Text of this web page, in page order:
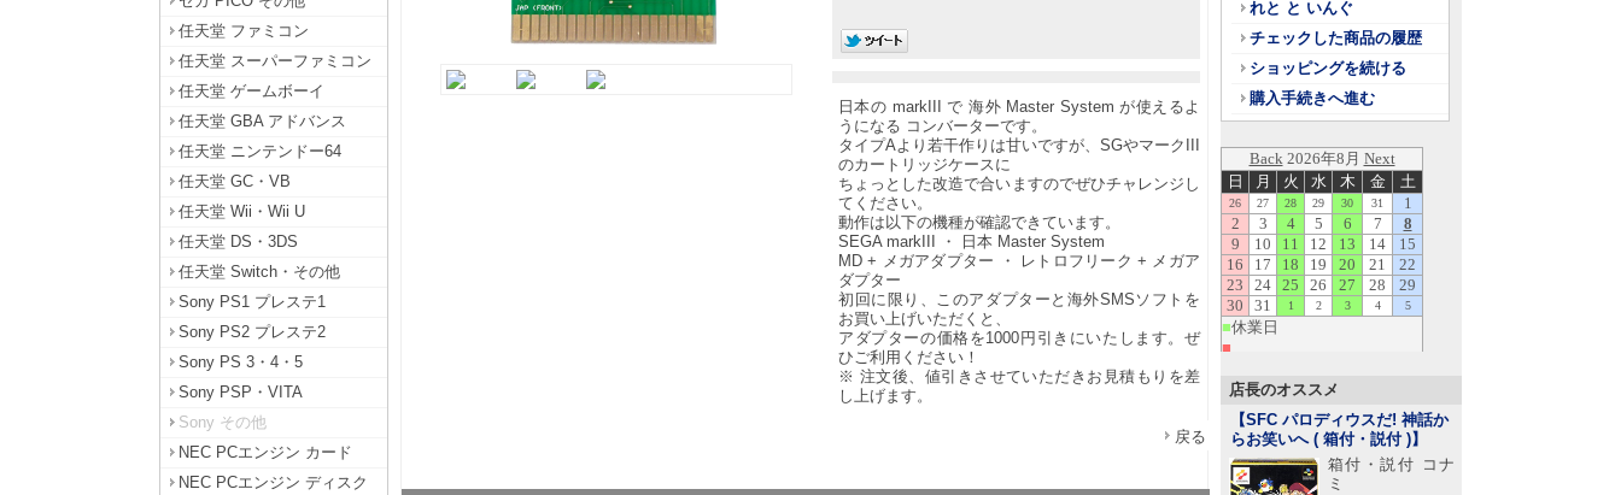
任天堂 ファミコン
任天堂 スーパーファミコン
任天堂 ゲームボーイ
任天堂 GBA アドバンス
任天堂 ニンテンドー64
任天堂 GC・VB
任天堂 Wii・Wii U
任天堂 DS・3DS
任天堂 Switch・その他
Sony PS1 プレステ1
Sony PS2 プレステ2
Sony PS 3・4・5
Sony PSP・VITA
Sony その他
NEC PCエンジン カード
NEC PCエンジン ディスク
日本の markIII で 海外 Master System が使えるよ
うになる コンバーターです。
タイプAより若干作りは甘いですが、SGやマークIII
のカートリッジケースに
ちょっとした改造で合いますのでぜひチャレンジし
てください。
動作は以下の機種が確認できています。
SEGA markIII ・ 日本 Master System
MD + メガアダプター ・ レトロフリーク + メガア
ダプター
初回に限り、このアダプターと海外SMSソフトを
お買い上げいただくと、
アダプターの価格を1000円引きにいたします。ぜ
ひご利用ください！
※ 注文後、値引きさせていただきお見積もりを差
し上げます。
戻る
れと と いんぐ
チェックした商品の履歴
ショッピングを続ける
購入手続きへ進む
店長のオススメ
【SFC パロディウスだ! 神話か
らお笑いへ ( 箱付・説付 )】
箱付・説付 コナ
ミ